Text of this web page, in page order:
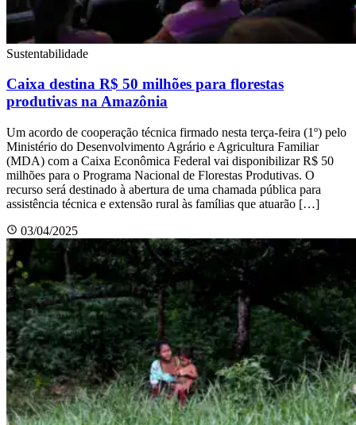
Sustentabilidade
Caixa destina R$ 50 milhões para florestas
produtivas na Amazônia
Um acordo de cooperação técnica firmado nesta terça-feira (1º) pelo
Ministério do Desenvolvimento Agrário e Agricultura Familiar
(MDA) com a Caixa Econômica Federal vai disponibilizar R$ 50
milhões para o Programa Nacional de Florestas Produtivas. O
recurso será destinado à abertura de uma chamada pública para
assistência técnica e extensão rural às famílias que atuarão […]
03/04/2025